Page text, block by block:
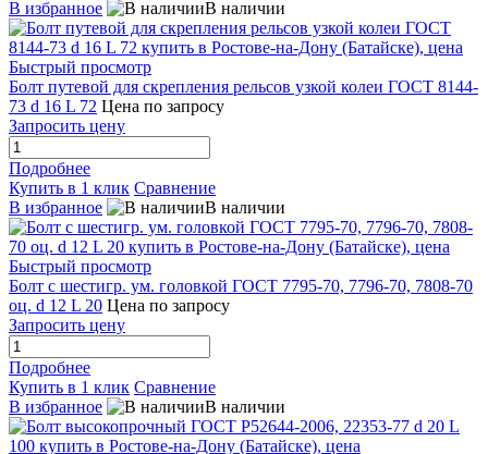
В избранное В наличии
Быстрый просмотр
Болт путевой для скрепления рельсов узкой колеи ГОСТ 8144-
73 d 16 L 72 Цена по запросу
Запросить цену
Подробнее
Купить в 1 клик Сравнение
В избранное
В наличии
Быстрый просмотр
Болт с шестигр. ум. головкой ГОСТ 7795-70, 7796-70, 7808-70
оц. d 12 L 20 Цена по запросу
Запросить цену
Подробнее
Купить в 1 клик Сравнение
В избранное
В наличии